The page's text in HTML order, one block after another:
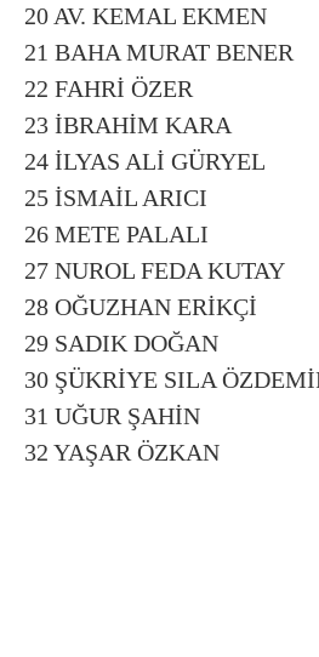
20 AV. KEMAL EKMEN
21 BAHA MURAT BENER
22 FAHRİ ÖZER
23 İBRAHİM KARA
24 İLYAS ALİ GÜRYEL
25 İSMAİL ARICI
26 METE PALALI
27 NUROL FEDA KUTAY
28 OĞUZHAN ERİKÇİ
29 SADIK DOĞAN
30 ŞÜKRİYE SILA
31 UĞUR ŞAHİN
32 YAŞAR ÖZKAN